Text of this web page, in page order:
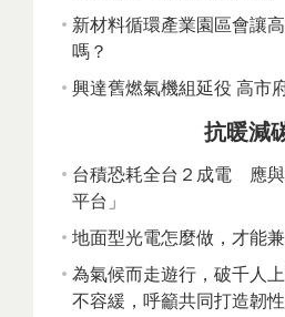
新材料循環產業園區會讓
嗎？
興達舊燃氣機組延役 高市
抗暖減
台積恐耗全台２成電 應
平台」
地面型光電怎麼做，才能
為氣候而走遊行，破千人
不容緩，呼籲共同打造韌